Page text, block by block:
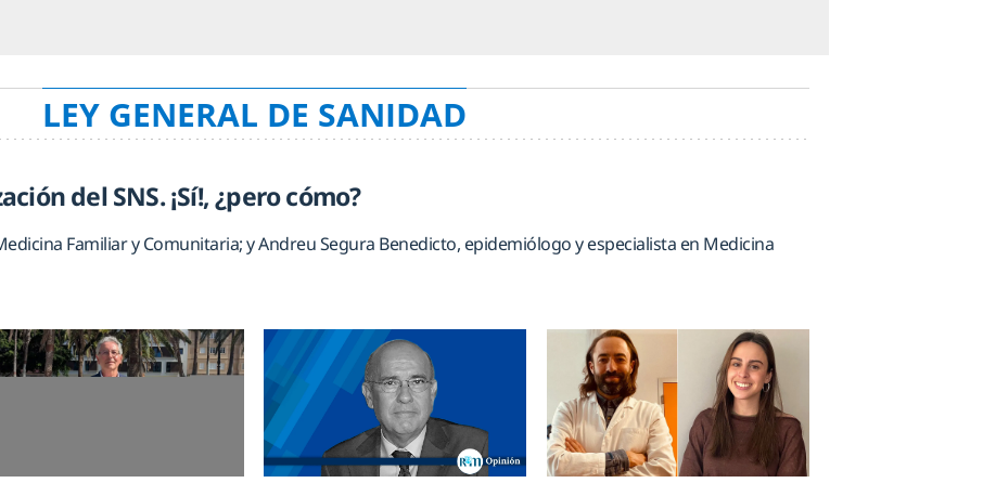
LEY GENERAL DE SANIDAD
del SNS. ¡Sí!, ¿pero cómo?
Familiar y Comunitaria; y Andreu Segura Benedicto, epidemiólogo y especialista en Medicina